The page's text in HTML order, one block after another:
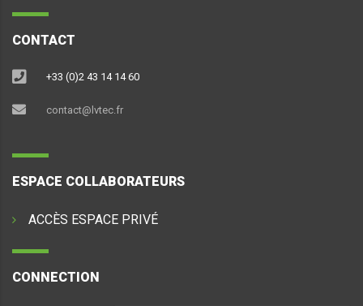
CONTACT
+33 (0)2 43 14 14 60
contact@lvtec.fr
ESPACE COLLABORATEURS
ACCÈS ESPACE PRIVÉ
CONNECTION